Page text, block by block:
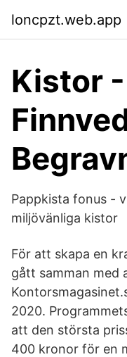
loncpzt.web.app
Kistor -
Pappkista fonus -
miljövänliga kistor
För att skapa en
gått samman med
2020.
att den största
400 kronor för en